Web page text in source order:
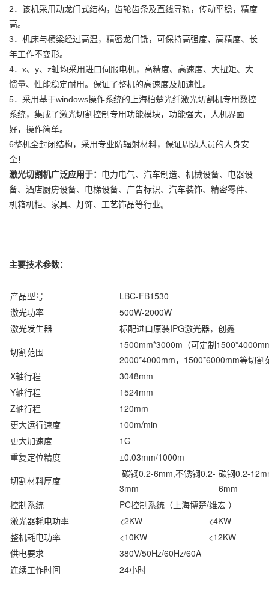
2．该机采用动龙门式结构，齿轮齿条及直线导轨，传动平稳，精度
高。
3．机床与横梁经过高温，精密龙门铣，可保持高强度、高精度、长
年工作不变形。
4．x、y、z轴均采用进口伺服电机，高精度、高速度、大扭矩、大
惯量、性能稳定耐用。保证了整机的高速度及加速性。
5．采用基于windows操作系统的上海柏楚光纤激光切割机专用数控
系统，集成了激光切割控制专用功能模块，功能强大，人机界面
好，操作简单。
6整机全封闭结构，采用专业防辐射材料，保证周边人员的人身安
全！
激光切割机广泛应用于： 电力电气、汽车制造、机械设备、电器设
备、酒店厨房设备、电梯设备、广告标识、汽车装饰、精密零件、
机箱机柜、家具、灯饰、工艺饰品等行业。
主要技术参数：
产品型号
LBC-FB1530
激光功率
500W-2000W
激光发生器
标配进口原装IPG激光器，创鑫
切割范围
1500mm*3000m（可定制
2000*4000mm，1500*6000mm等切割
X轴行程
3048mm
Y轴行程
1524mm
Z轴行程
120mm
更大运行速度
100m/min
更大加速度
1G
重复定位精度
±0.03mm/1000m
切割材料厚度
碳钢0.2-6mm,不锈钢0.2-
3mm
碳钢0.2-
6mm
控制系统
PC控制系统（上海博楚/维宏 ）
激光器耗电功率
<2KW
<4KW
整机耗电功率
<10KW
<12KW
供电要求
380V/50Hz/60Hz/60A
连续工作时间
24小时